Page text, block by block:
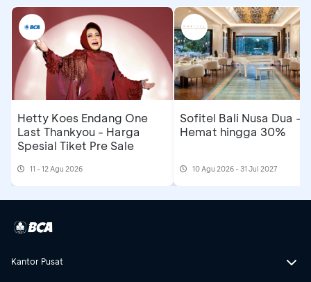
Hetty Koes Endang One
Last Thankyou - Harga
Spesial Tiket Pre Sale
11 - 12 Agu 2026
Sofitel Bali Nusa Dua -
Hemat hingga 30%
10 Agu 2026 - 31 Jul 2027
Kantor Pusat